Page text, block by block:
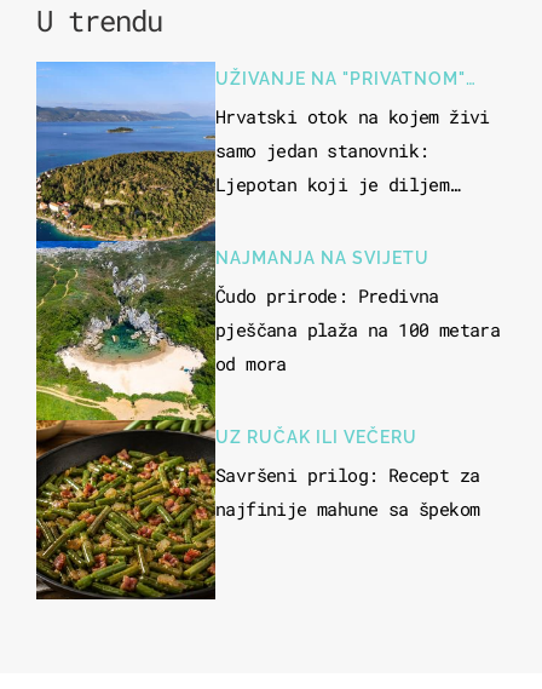
U trendu
UŽIVANJE NA "PRIVATNOM"
OTOKU
Hrvatski otok na kojem živi
samo jedan stanovnik:
Ljepotan koji je diljem
"bijelom zlatu"
NAJMANJA NA SVIJETU
Čudo prirode: Predivna
pješčana plaža na 100 metara
od mora
UZ RUČAK ILI VEČERU
Savršeni prilog: Recept za
najfinije mahune sa špekom